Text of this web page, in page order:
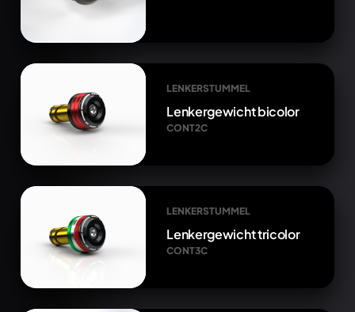
LENKERSTUMMEL
Lenkergewicht bicolor
CONT2C
LENKERSTUMMEL
Lenkergewicht tricolor
CONT3C